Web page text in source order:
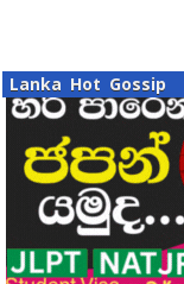
Lanka Hot Gossip